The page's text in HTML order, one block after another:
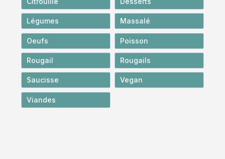
Légumes Massalé
Oeufs Poisson
Rougail Rougails
Saucisse Vegan
Viandes